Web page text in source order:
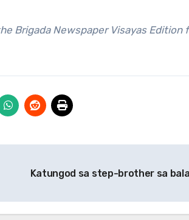
Brigada Newspaper Visayas Edition
Katungod sa step-brother sa